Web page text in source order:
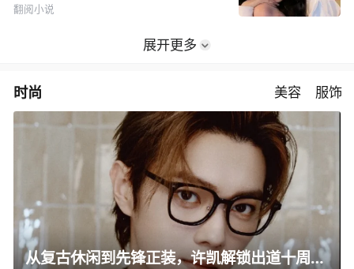
翻阅小说
展开更多
时尚 美容 服饰
从复古休闲到先锋正装，许凯解锁出道十周年大片